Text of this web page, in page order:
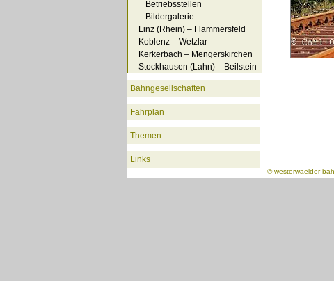
Betriebsstellen
Bildergalerie
Linz (Rhein) – Flammersfeld
Koblenz – Wetzlar
Kerkerbach – Mengerskirchen
Stockhausen (Lahn) – Beilstein
Bahngesellschaften
Fahrplan
Themen
Links
©westerwaelder-